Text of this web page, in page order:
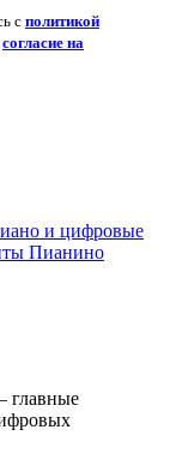
с политикой
согласие на
и цифровые
Пианино
главные